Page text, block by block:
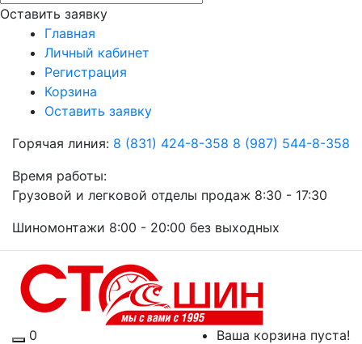
Оставить заявку
Главная
Личный кабинет
Регистрация
Корзина
Оставить заявку
Горячая линия: 8 (831) 424-8-358 8 (987) 544-8-358
Время работы:
Грузовой и легковой отделы продаж 8:30 - 17:30
Шиномонтажи 8:00 - 20:00 без выходных
0
Ваша корзина пуста!